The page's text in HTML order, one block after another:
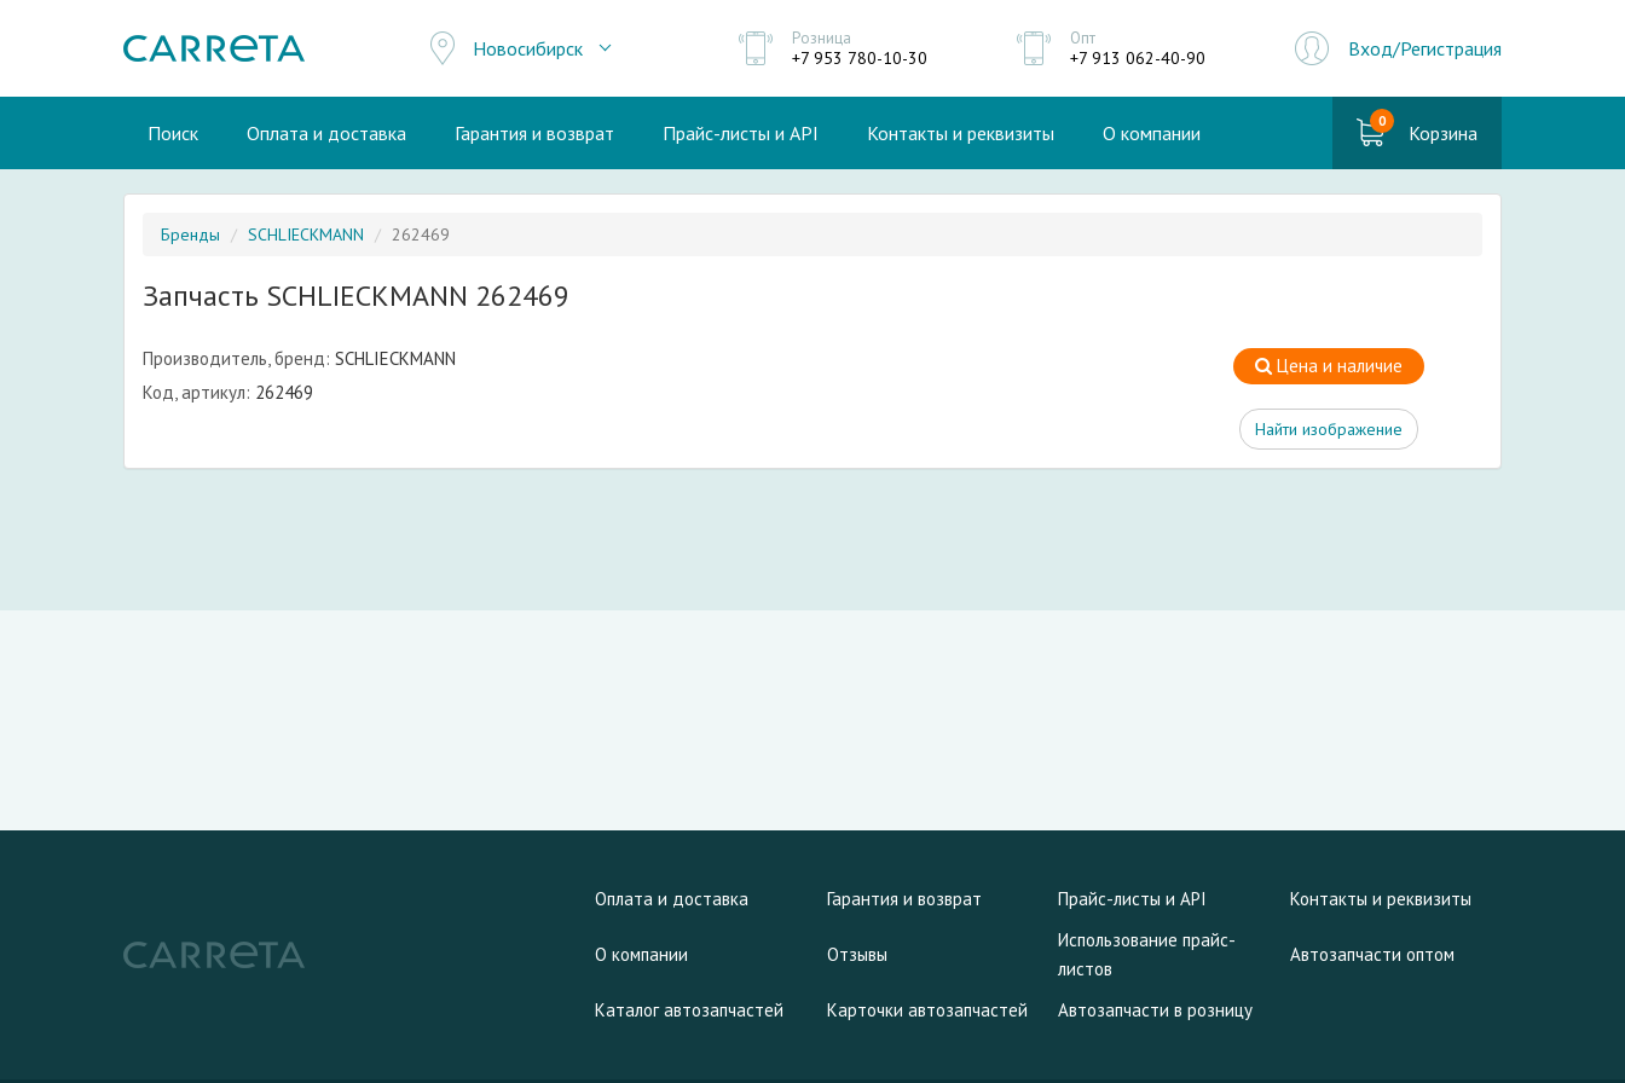
Новосибирск Розница
+7 953 780-10-30
Опт
+7 913 062-40-90 Вход/Регистрация
Поиск Оплата и доставка Гарантия и возврат Прайс-листы и API Контакты и реквизиты О компании 0 Корзина
Бренды SCHLIECKMANN 262469
Запчасть SCHLIECKMANN 262469
Производитель, бренд: SCHLIECKMANN
Код, артикул: 262469
Цена и наличие
Найти изображение
Оплата и доставка Гарантия и возврат Прайс-листы и API Контакты и реквизиты
О компании Отзывы
Использование прайс-
листов
Автозапчасти оптом
Каталог автозапчастей Карточки автозапчастей Автозапчасти в розницу